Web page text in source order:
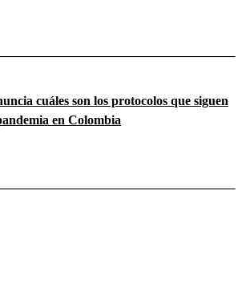
cuáles son los protocolos que siguen
en Colombia